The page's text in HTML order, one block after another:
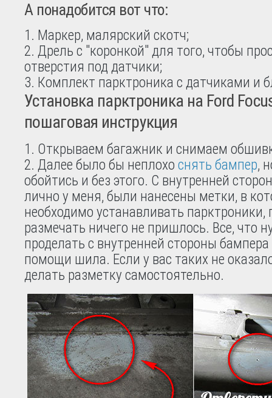
А понадобится вот что:
Маркер, малярский скотч;
Дрель с "коронкой" для того, чтобы
отверстия под датчики;
Комплект парктроника с датчиками и
Установка парктроника на Ford
пошаговая инструкция
Открываем багажник и снимаем
Далее было бы неплохо снять бампер,
обойтись и без этого. С внутренней
лично у меня, были нанесены метки, в
необходимо устанавливать парктроники,
размечать ничего не пришлось. Все, что
проделать с внутренней стороны
помощи шила. Если у вас таких не
делать разметку самостоятельно.